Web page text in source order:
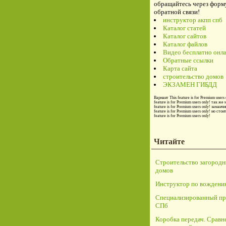
обращайтесь через
обратной связи!
инструктор акпп спб
Каталог статей
Каталог сайтов
Каталог файлов
Видео бесплатно
Обратные ссылки
Карта сайта
строительство домов
ЭКЗАМЕН ГИБДД
Вариант This feature is for Premium users
feature is for Premium users only! так же
feature is for Premium users only!
feature is for Premium users only! но
feature is for Premium users only!
Читайте
Строительство
домов
Инструктор по
Специализированный
СПб
Коробка передач.